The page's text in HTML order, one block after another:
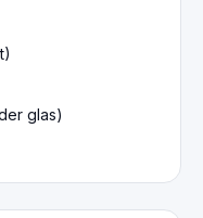
glas)